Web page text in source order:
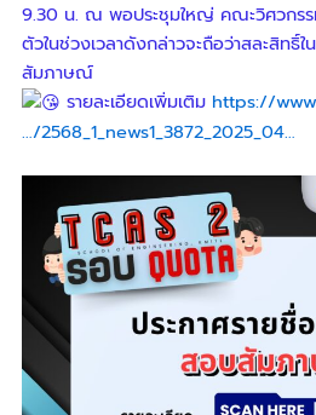
9.30 น. ณ พอประชุมใหญ่ คณะวิศวกรร
ตัวในช่วงเวลาดังกล่าวจะถือว่าสละสิทธิ์ใ
สัมภาษณ์
รายละเอียดเพิ่มเติม https://
…/2568_1_news1_3872_2025_04…